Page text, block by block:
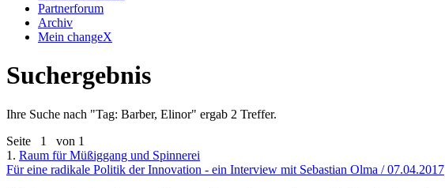
Partnerforum
Archiv
Mein changeX
Suchergebnis
Ihre Suche nach "Tag: Barber, Elinor" ergab 2 Treffer.
Seite 1
von 1
1. Raum für Müßiggang und Spinnerei
Für eine radikale Politik der Innovation - ein Interview mit Sebastian Olma / 07.04.2017